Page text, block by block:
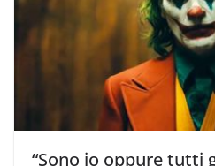
“Sono io oppure tutti